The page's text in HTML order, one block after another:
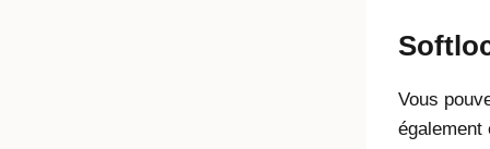
Vous
également